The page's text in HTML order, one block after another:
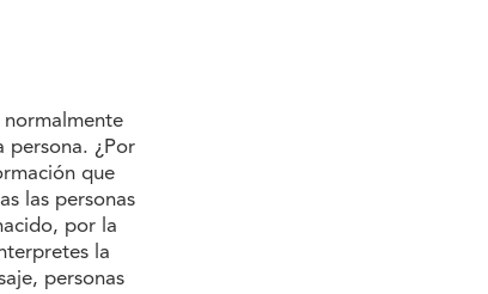
persona. ¿Por
que
las personas
por la
la
personas